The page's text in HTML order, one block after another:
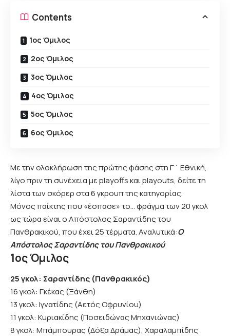
Contents
1ος Όμιλος
2ος Όμιλος
3ος Όμιλος
4ος Όμιλος
5ος Όμιλος
6ος Όμιλος
Με την ολοκλήρωση της πρώτης φάσης στηΓ΄ Εθνική,
λίγο πριν τη συνέχεια με playoffs και playouts, δείτε τη
λίστα των σκόρερ στα 6 γκρουπ της κατηγορίας.
Μόνος παίκτης που «έσπασε» το… φράγμα των 20 γκολ
ως τώρα είναι ο Απόστολος Σαραντίδης του
Πανθρακικού, που έχει 25 τέρματα. Αναλυτικά:Ο
Απόστολος Σαραντίδης του Πανθρακικού
1ος Όμιλος
25 γκολ: Σαραντίδης (Πανθρακικός)
16 γκολ: Γκέκας (Ξάνθη)
13 γκολ: Ιγνατίδης (Αετός Οφρυνίου)
11 γκολ: Κυριακίδης (Ποσειδώνας Μηχανιώνας)
8 γκολ: Μπάμπουρας (Δόξα Δράμας), Χαραλαμπίδης